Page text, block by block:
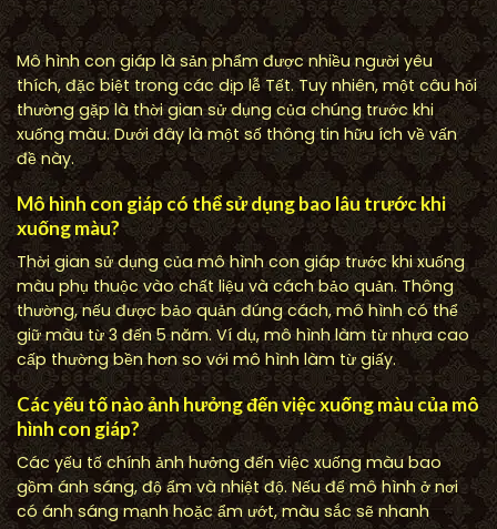
Mô hình con giáp là sản phẩm được nhiều người yêu
thích, đặc biệt trong các dịp lễ Tết. Tuy nhiên, một câu hỏi
thường gặp là thời gian sử dụng của chúng trước khi
xuống màu. Dưới đây là một số thông tin hữu ích về vấn
đề này.
Mô hình con giáp có thể sử dụng bao lâu trước khi
xuống màu?
Thời gian sử dụng của mô hình con giáp trước khi xuống
màu phụ thuộc vào chất liệu và cách bảo quản. Thông
thường, nếu được bảo quản đúng cách, mô hình có thể
giữ màu từ 3 đến 5 năm. Ví dụ, mô hình làm từ nhựa cao
cấp thường bền hơn so với mô hình làm từ giấy.
Các yếu tố nào ảnh hưởng đến việc xuống màu của mô
hình con giáp?
Các yếu tố chính ảnh hưởng đến việc xuống màu bao
gồm ánh sáng, độ ẩm và nhiệt độ. Nếu để mô hình ở nơi
có ánh sáng mạnh hoặc ẩm ướt, màu sắc sẽ nhanh